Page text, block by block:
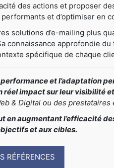
des actions et proposer
et d’optimiser en
solutions d’e-mailing plus
connaissance approfondie
spécifique de chaque
et l’adaptation
réel impact sur leur visibilité
& Digital ou des
en augmentant l’efficacité
et aux cibles.
RÉFÉRENCES